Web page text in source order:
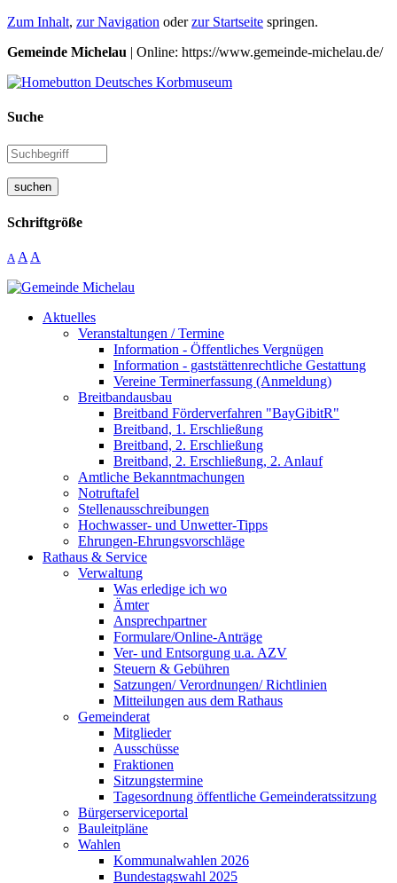
Zum Inhalt, zur Navigation oderzur Startseite springen.
Gemeinde Michelau | Online: https://www.gemeinde-michelau.de/
Suche
suchen
Schriftgröße
A A A
Aktuelles
Veranstaltungen / Termine
Information - Öffentliches Vergnügen
Information - gaststättenrechtliche Gestattung
Vereine Terminerfassung (Anmeldung)
Breitbandausbau
Breitband Förderverfahren "BayGibitR"
Breitband, 1. Erschließung
Breitband, 2. Erschließung
Breitband, 2. Erschließung, 2. Anlauf
Amtliche Bekanntmachungen
Notruftafel
Stellenausschreibungen
Hochwasser- und Unwetter-Tipps
Ehrungen-Ehrungsvorschläge
Rathaus & Service
Verwaltung
Was erledige ich wo
Ämter
Ansprechpartner
Formulare/Online-Anträge
Ver- und Entsorgung u.a. AZV
Steuern & Gebühren
Satzungen/ Verordnungen/ Richtlinien
Mitteilungen aus dem Rathaus
Gemeinderat
Mitglieder
Ausschüsse
Fraktionen
Sitzungstermine
Tagesordnung öffentliche Gemeinderatssitzung
Bürgerserviceportal
Bauleitpläne
Wahlen
Kommunalwahlen 2026
Bundestagswahl 2025